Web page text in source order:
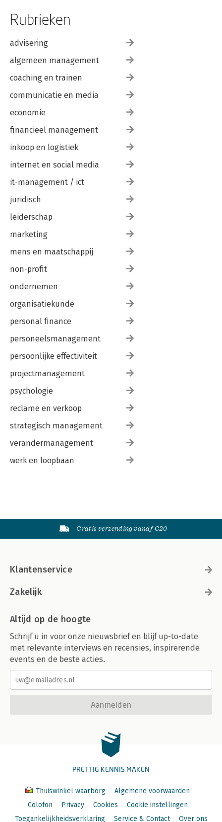
Rubrieken
advisering
algemeen management
coaching en trainen
communicatie en media
economie
financieel management
inkoop en logistiek
internet en social media
it-management / ict
juridisch
leiderschap
marketing
mens en maatschappij
non-profit
ondernemen
organisatiekunde
personal finance
personeelsmanagement
persoonlijke effectiviteit
projectmanagement
psychologie
reclame en verkoop
strategisch management
verandermanagement
werk en loopbaan
Gratis verzending vanaf €20
Klantenservice
Zakelijk
Altijd op de hoogte
Schrijf u in voor onze nieuwsbrief en blijf up-to-date
met relevante interviews en recensies, inspirerende
events en de beste acties.
Aanmelden
PRETTIG KENNIS MAKEN
Thuiswinkel waarborg
Algemene voorwaarden
Colofon
Privacy Cookies
Cookie instellingen
Toegankelijkheidsverklaring
Service & Contact Over ons